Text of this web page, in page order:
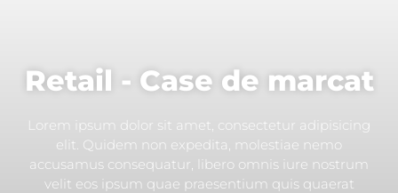
Retail - Case de marcat
Lorem ipsum dolor sit amet, consectetur adipisicing
elit. Quidem non expedita, molestiae nemo
accusamus consequatur, libero omnis iure nostrum
velit eos ipsum quae praesentium quis quaerat